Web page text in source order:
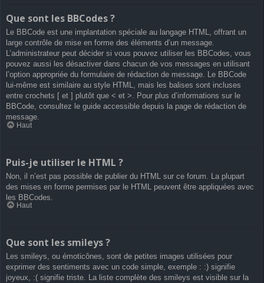
Que sont les BBCodes ?
Le BBCode est une implantation spéciale au langage HTML, offrant un
large contrôle de mise en forme des éléments d’un message.
L’administrateur peut décider si vous pouvez utiliser les BBCodes, vous
pouvez aussi les désactiver dans chacun de vos messages en utilisant
l’option appropriée du formulaire de rédaction de message. Le BBCode
lui-même est similaire au style HTML, mais les balises sont incluses
entre crochets [ et ] plutôt que < et >. Pour plus d’informations sur le
BBCode, consultez le guide accessible depuis la page de rédaction de
message.
Haut
Puis-je utiliser le HTML ?
Non, il n’est pas possible de publier du HTML sur ce forum. La plupart
des mises en forme permises par le HTML peuvent être appliquées avec
les BBCodes.
Haut
Que sont les smileys ?
Les smileys, ou émoticônes, sont de petites images utilisées pour
exprimer des sentiments avec un code simple, exemple : :) signifie
joyeux, :( signifie triste. La liste complète des smileys est visible sur la